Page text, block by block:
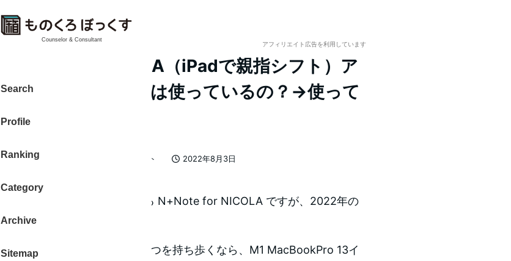
Counselor & Consultant
Search
Profile
Ranking
Category
Archive
Sitemap
アフィリエイト広告を利用しています
N+Note for NICOLA（iPadで親指シフト）ア
プリを2022年の今は使っているの？→使って
いません
2022年8月3日
者
大東 信仁（ものくろ） 親指シフト
iPadで親指シフト入力ができる N+Note for NICOLA ですが、2022年の
今、僕は使っていません。
理由は、iPadとキーボードの2つを持ち歩くなら、M1 MacBookPro 13イ